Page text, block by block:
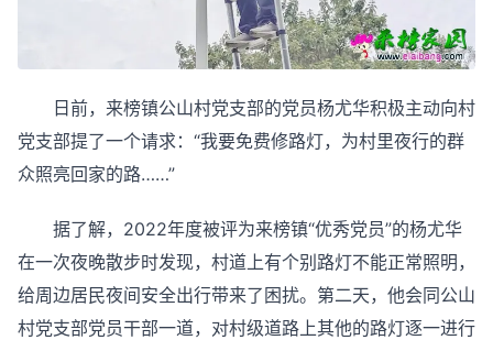
日前，来榜镇公山村党支部的党员杨尤华积极主动向村
党支部提了一个请求：“我要免费修路灯，为村里夜行的群
众照亮回家的路……”
据了解，2022年度被评为来榜镇“优秀党员”的杨尤华
在一次夜晚散步时发现，村道上有个别路灯不能正常照明，
给周边居民夜间安全出行带来了困扰。第二天，他会同公山
村党支部党员干部一道，对村级道路上其他的路灯逐一进行